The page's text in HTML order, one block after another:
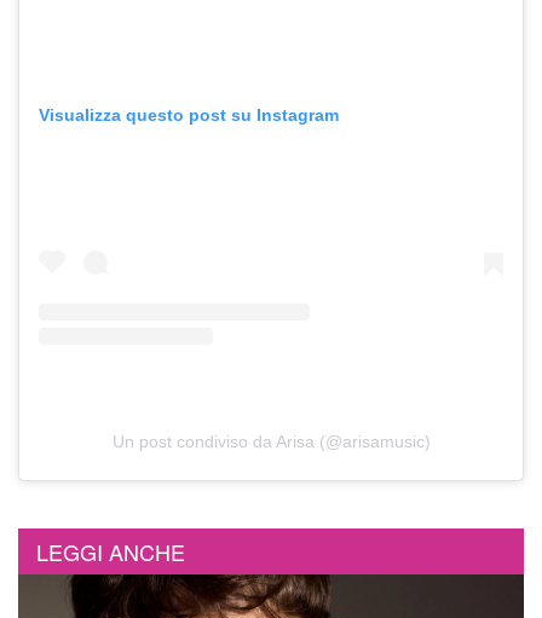
Visualizza questo post su Instagram
Un post condiviso da Arisa (@arisamusic)
LEGGI ANCHE